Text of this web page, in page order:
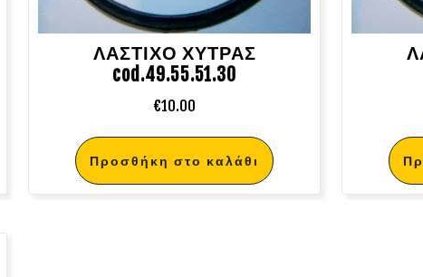
ΛΑΣΤΙΧΟ ΧΥΤΡΑΣ
cod.49.55.51.30
€10.00
Προσθήκη στο καλάθι